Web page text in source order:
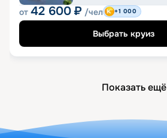
от 42 600 ₽ /чел +1 000
Выбрать круиз
Показать ещё